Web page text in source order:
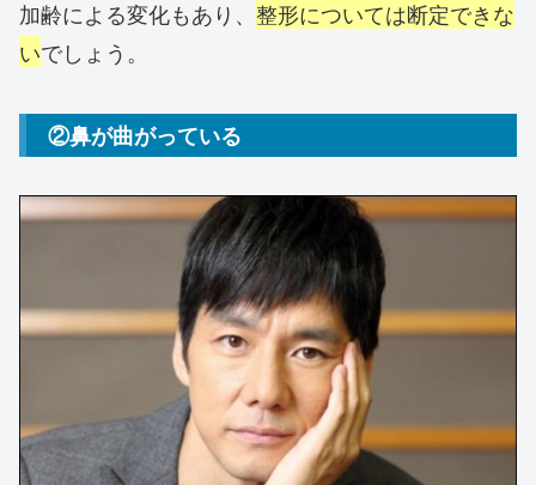
加齢による変化もあり、 整形については断定できな
いでしょう。
②鼻が曲がっている